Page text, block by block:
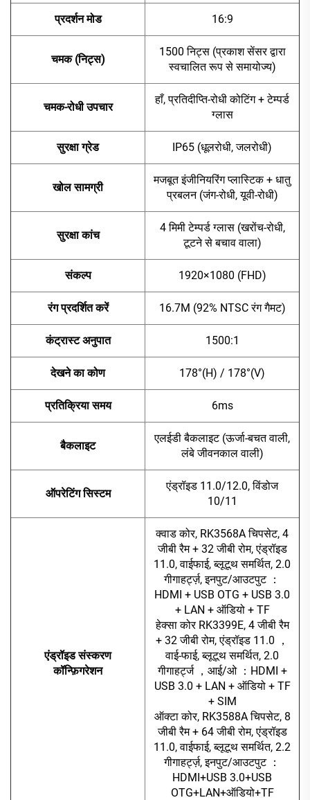
प्रदर्शन मोड 16:9
चमक (निट्स)
1500 निट्स (प्रकाश सेंसर द्वारा
स्वचालित रूप से समायोज्य)
चमक-रोधी उपचार
हाँ, प्रतिदीप्ति-रोधी कोटिंग + टेम्पर्ड
ग्लास
सुरक्षा ग्रेड IP65 (धूलरोधी, जलरोधी)
खोल सामग्री
मजबूत इंजीनियरिंग प्लास्टिक + धातु
प्रबलन (जंग-रोधी, यूवी-रोधी)
सुरक्षा कांच
4 मिमी टेम्पर्ड ग्लास (खरोंच-रोधी,
टूटने से बचाव वाला)
संकल्प 1920×1080 (FHD)
रंग प्रदर्शित करें 16.7M (92% NTSC रंग गैमट)
कंट्रास्ट अनुपात 1500:1
देखने का कोण 178°(H) / 178°(V)
प्रतिक्रिया समय 6ms
बैकलाइट
एलईडी बैकलाइट (ऊर्जा-बचत वाली,
लंबे जीवनकाल वाली)
ऑपरेटिंग सिस्टम
एंड्रॉइड 11.0/12.0, विंडोज
10/11
एंड्रॉइड संस्करण
कॉन्फ़िगरेशन
क्वाड कोर, RK3568A चिपसेट, 4
जीबी रैम + 32 जीबी रोम, एंड्रॉइड
11.0, वाईफाई, ब्लूटूथ समर्थित, 2.0
गीगाहर्ट्ज़, इनपुट/आउटपुट ：
HDMI + USB OTG + USB 3.0
+ LAN + ऑडियो + TF
हेक्सा कोर RK3399E, 4 जीबी रैम
+ 32 जीबी रोम, एंड्रॉइड 11.0
，
वाई-फाई, ब्लूटूथ समर्थित, 2.0
गीगाहर्ट्ज ， आई/ओ ： HDMI +
USB 3.0 + LAN + ऑडियो + TF
+ SIM
ऑक्टा कोर, RK3588A चिपसेट, 8
जीबी रैम + 64 जीबी रोम, एंड्रॉइड
11.0, वाईफाई, ब्लूटूथ समर्थित, 2.2
गीगाहर्ट्ज़, इनपुट/आउटपुट ：
HDMI+USB 3.0+USB
OTG+LAN+ऑडियो+TF